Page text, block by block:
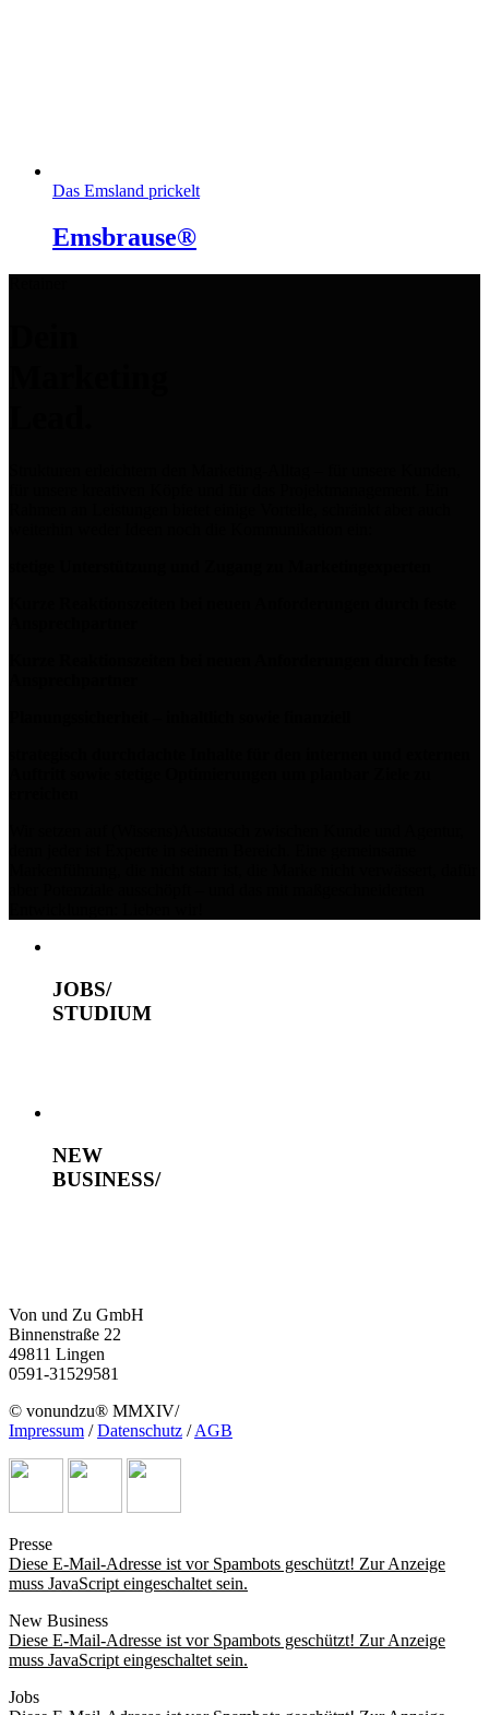
Das Emsland prickelt
Emsbrause®
JOBS/
STUDIUM
NEW
BUSINESS/
Von und Zu GmbH
Binnenstraße 22
49811 Lingen
0591-31529581
© vonundzu® MMXIV/
Impressum /Datenschutz /AGB
Presse
Diese E-Mail-Adresse ist vor Spambots geschützt! Zur Anzeige
muss JavaScript eingeschaltet sein.
New Business
Diese E-Mail-Adresse ist vor Spambots geschützt! Zur Anzeige
muss JavaScript eingeschaltet sein.
Jobs